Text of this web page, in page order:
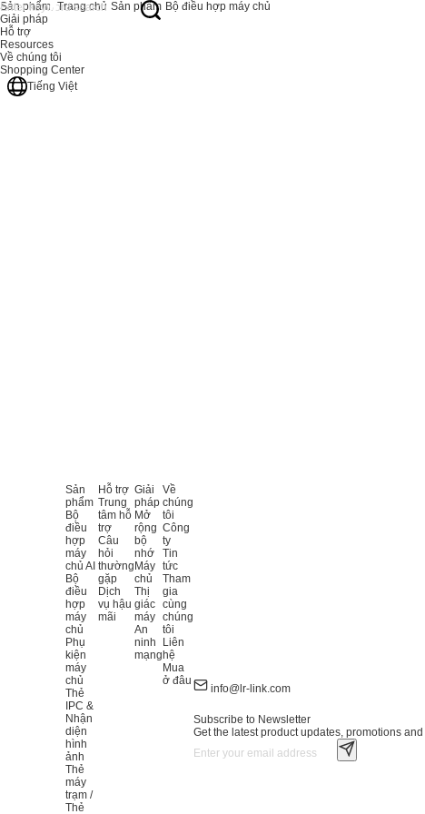
Sản phẩm
Giải pháp
Hỗ trợ
Resources
Về chúng tôi
Shopping Center
Tiếng Việt
Trang chủ Sản phẩm Bộ điều hợp máy chủ
Sản
phẩm
Bộ
điều
hợp
máy
chủ AI
Bộ
điều
hợp
máy
chủ
Phụ
kiện
máy
chủ
Thẻ
IPC &
Nhận
diện
hình
ảnh
Thẻ
máy
trạm /
Thẻ
Hỗ trợ
Trung
tâm hỗ
trợ
Câu
hỏi
thường
gặp
Dịch
vụ hậu
mãi
Giải
pháp
Mở
rộng
bộ
nhớ
Máy
chủ
Thị
giác
máy
An
ninh
mạng
Về
chúng
tôi
Công
ty
Tin
tức
Tham
gia
cùng
chúng
tôi
Liên
hệ
Mua
ở đâu
info@lr-link.com
Subscribe to Newsletter
Get the latest product updates, promotions and